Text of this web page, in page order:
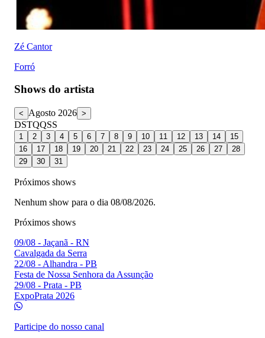
Zé Cantor
Forró
Shows do artista
< Agosto 2026 >
DSTQQSS
1 2 3 4 5 6 7 8 9 10 11 12 13 14
15
16
17 18 19 20 21 22 23 24 25 26 27
28
29
30 31
Próximos shows
Nenhum show para o dia 08/08/2026.
Próximos shows
09/08 - Jaçanã - RN
Cavalgada da Serra
22/08 - Alhandra - PB
Festa de Nossa Senhora da Assunção
29/08 - Prata - PB
ExpoPrata 2026
Participe do nosso canal